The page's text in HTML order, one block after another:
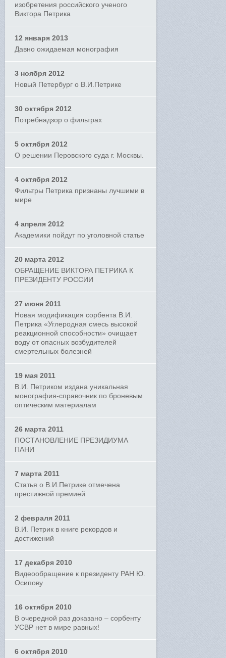
изобретения российского ученого
Виктора Петрика
12 января 2013
Давно ожидаемая монография
3 ноября 2012
Новый Петербург о В.И.Петрике
30 октября 2012
Потребнадзор о фильтрах
5 октября 2012
О решении Перовского суда г. Москвы.
4 октября 2012
Фильтры Петрика признаны лучшими в
мире
4 апреля 2012
Академики пойдут по уголовной статье
20 марта 2012
ОБРАЩЕНИЕ ВИКТОРА ПЕТРИКА К
ПРЕЗИДЕНТУ РОССИИ
27 июня 2011
Новая модификация сорбента В.И.
Петрика «Углеродная смесь высокой
реакционной способности» очищает
воду от опасных возбудителей
смертельных болезней
19 мая 2011
В.И. Петриком издана уникальная
монография-справочник по броневым
оптическим материалам
26 марта 2011
ПОСТАНОВЛЕНИЕ ПРЕЗИДИУМА
ПАНИ
7 марта 2011
Статья о В.И.Петрике отмечена
престижной премией
2 февраля 2011
В.И. Петрик в книге рекордов и
достижений
17 декабря 2010
Видеообращение к президенту РАН Ю.
Осипову
16 октября 2010
В очередной раз доказано – сорбенту
УСВР нет в мире равных!
6 октября 2010